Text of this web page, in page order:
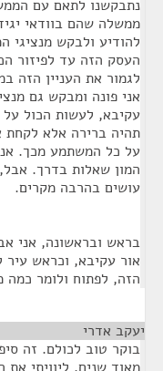
נתבקשנו לתאם עם
ממשלה שהם בוודאי
להודיע ולבקש מנציגי
העסק הזה עד לפיזור
לגמור את העניין הזה
אני פונה ומבקש גם
עקיבא, לעשות הכול
תהיה ברירה אלא לקחת
על כל המשתמע מכך.
המון שאלות בדרך.
עושים בהרבה מקרים.
בראש ובראשונה, אני
אור עקיבא, וכראש
הזה, לפתוח ולומר כמה
יעקב אדרי
בוקר טוב לכולם. זה